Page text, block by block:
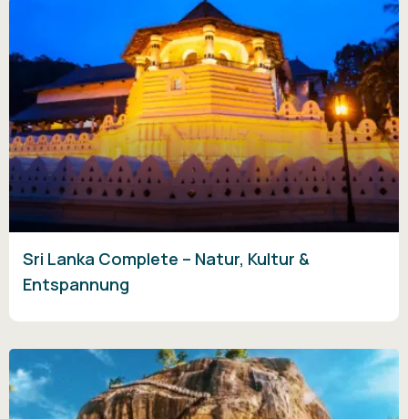
Sri Lanka Complete – Natur, Kultur &
Entspannung